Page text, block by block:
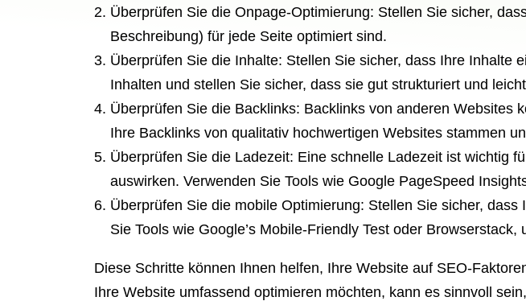
Überprüfen Sie die Onpage-Optimierung: Stellen Sie sicher,
Beschreibung) für jede Seite optimiert sind.
Überprüfen Sie die Inhalte: Stellen Sie sicher, dass Ihre Inhalte
Inhalten und stellen Sie sicher, dass sie gut strukturiert und
Überprüfen Sie die Backlinks: Backlinks von anderen Websites
Ihre Backlinks von qualitativ hochwertigen Websites stammen
Überprüfen Sie die Ladezeit: Eine schnelle Ladezeit ist wichtig
auswirken. Verwenden Sie Tools wie Google PageSpeed
Überprüfen Sie die mobile Optimierung: Stellen Sie sicher,
Sie Tools wie Google’s Mobile-Friendly Test oder
Diese Schritte können Ihnen helfen, Ihre Website auf SEO-
Ihre Website umfassend optimieren möchten, kann es sinnvoll